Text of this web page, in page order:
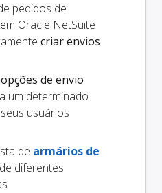
pedidos de
Oracle NetSuite
criar envios
opções de envio
um determinado
usuários
de armários de
de diferentes